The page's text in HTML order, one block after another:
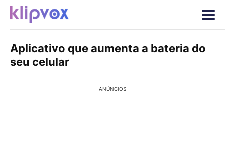
Aplicativo que aumenta a bateria do
seu celular
ANÚNCIOS